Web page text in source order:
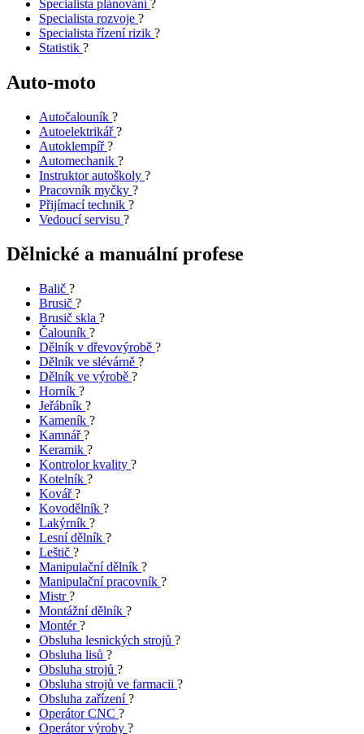
Specialista plánování ?
Specialista rozvoje ?
Specialista řízení rizik ?
Statistik ?
Auto-moto
Autočalouník ?
Autoelektrikář?
Autoklempíř?
Automechanik ?
Instruktor autoškoly ?
Pracovník myčky ?
Přijímací technik ?
Vedoucí servisu ?
Dělnické a manuální profese
Balič ?
Brusič ?
Brusič skla ?
Čalouník ?
Dělník v dřevovýrobě ?
Dělník ve slévárně ?
Dělník ve výrobě ?
Horník ?
Jeřábník ?
Kameník ?
Kamnář?
Keramik ?
Kontrolor kvality ?
Kotelník ?
Kovář?
Kovodělník ?
Lakýrník ?
Lesní dělník ?
Leštič ?
Manipulační dělník ?
Manipulační pracovník ?
Mistr?
Montážní dělník ?
Montér?
Obsluha lesnických strojů ?
Obsluha lisů ?
Obsluha strojů ?
Obsluha strojů ve farmacii ?
Obsluha zařízení?
Operátor CNC ?
Operátor výroby ?